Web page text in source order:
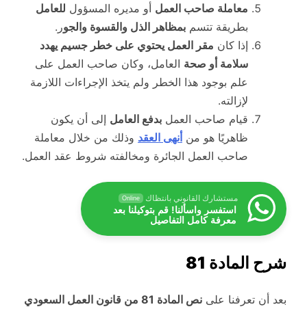
معاملة صاحب العمل أو مديره المسؤول للعامل
بطريقة تتسم بمظاهر الذل والقسوة والجور.
إذا كان مقر العمل يحتوي على خطر جسيم يهدد
سلامة أو صحة العامل، وكان صاحب العمل على
علم بوجود هذا الخطر ولم يتخذ الإجراءات اللازمة
لإزالته.
قيام صاحب العمل بدفع العامل إلى أن يكون
ظاهريًا هو من أنهى العقد وذلك من خلال معاملة
صاحب العمل الجائرة ومخالفته شروط عقد العمل.
مستشارك القانوني بانتظاك Online
استفسر واسألنا! قم بتوكيلنا بعد
معرفة كامل التفاصيل
شرح المادة 81
بعد أن تعرفنا على نص المادة 81 من قانون العمل السعودي